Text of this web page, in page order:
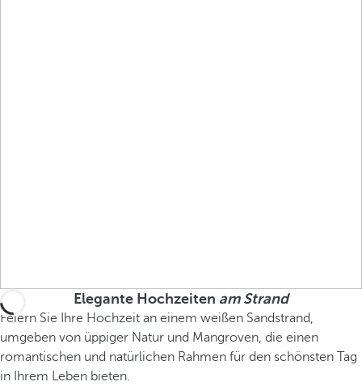
Elegante Hochzeiten am Strand
Feiern Sie Ihre Hochzeit an einem weißen Sandstrand,
umgeben von üppiger Natur und Mangroven, die einen
romantischen und natürlichen Rahmen für den schönsten Tag
in Ihrem Leben bieten.